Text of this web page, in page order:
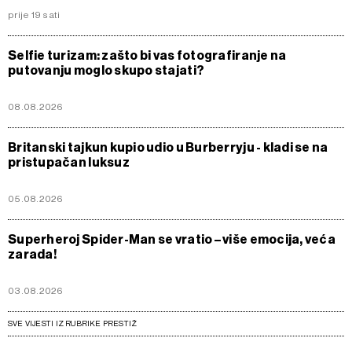
prije 19 sati
Selfie turizam: zašto bi vas fotografiranje na
putovanju moglo skupo stajati?
08.08.2026
Britanski tajkun kupio udio u Burberryju - kladi se na
pristupačan luksuz
05.08.2026
Superheroj Spider-Man se vratio – više emocija, veća
zarada!
03.08.2026
SVE VIJESTI IZ RUBRIKE PRESTIŽ